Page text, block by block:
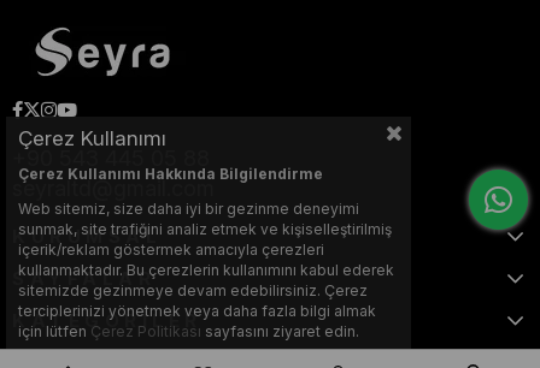
seyraltd@gmail.com
KURUMSAL
SAYFALAR
KATEGORİLER
Çerez Kullanımı
Çerez Kullanımı Hakkında Bilgilendirme
Web sitemiz, size daha iyi bir gezinme deneyimi
sunmak, site trafiğini analiz etmek ve kişiselleştirilmiş
içerik/reklam göstermek amacıyla çerezleri
kullanmaktadır. Bu çerezlerin kullanımını kabul ederek
sitemizde gezinmeye devam edebilirsiniz. Çerez
terciplerinizi yönetmek veya daha fazla bilgi almak
için lütfen Çerez Politikası sayfasını ziyaret edin.